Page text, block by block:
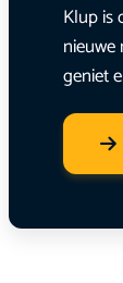
Klup is
geniet